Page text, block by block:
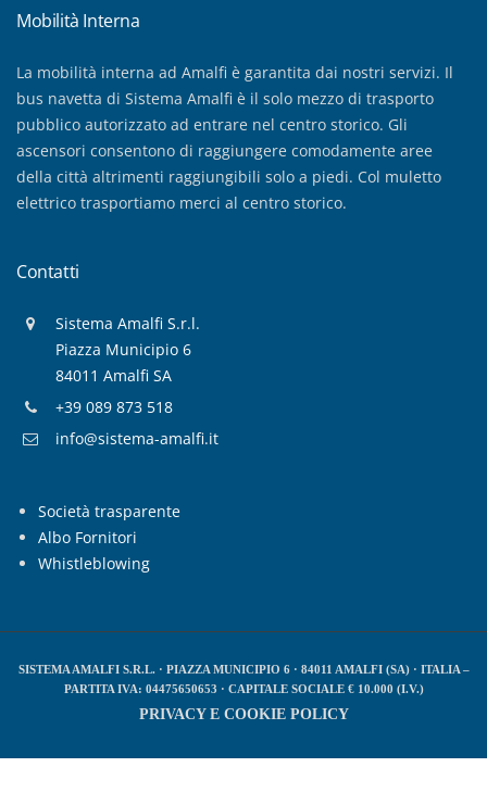
Mobilità Interna
La mobilità interna ad Amalfi è garantita dai nostri servizi. Il
bus navetta di Sistema Amalfi è il solo mezzo di trasporto
pubblico autorizzato ad entrare nel centro storico. Gli
ascensori consentono di raggiungere comodamente aree
della città altrimenti raggiungibili solo a piedi. Col muletto
elettrico trasportiamo merci al centro storico.
Contatti
Sistema Amalfi S.r.l.
Piazza Municipio 6
84011 Amalfi SA
+39 089 873 518
info@sistema-amalfi.it
Società trasparente
Albo Fornitori
Whistleblowing
SISTEMA AMALFI S.R.L. · PIAZZA MUNICIPIO 6 · 84011 AMALFI (SA) · ITALIA –
PARTITA IVA: 04475650653 · CAPITALE SOCIALE € 10.000 (I.V.)
PRIVACY E COOKIE POLICY